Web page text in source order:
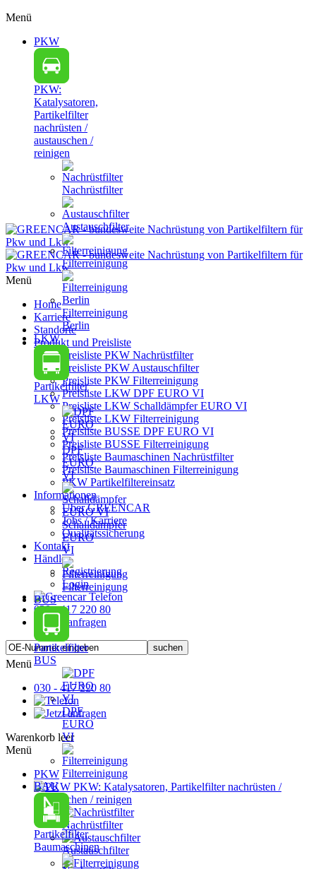
Menü
PKW
PKW:
Katalysatoren,
Partikelfilter
nachrüsten /
austauschen /
reinigen
Nachrüstfilter
Austauschfilter
Filterreinigung
Filterreinigung
Berlin
LKW
Partikelfilter
LKW
DPF
EURO
VI
Schalldämpfer
EURO
VI
Filterreinigung
BUS
Partikelfilter
BUS
DPF
EURO
VI
Filterreinigung
BAU
Partikelfilter
Baumaschinen
Menü
Home
Karriere
Standorte
Produkt und Preisliste
Preisliste PKW Nachrüstfilter
Preisliste PKW Austauschfilter
Preisliste PKW Filterreinigung
Preisliste LKW DPF EURO VI
Preisliste LKW Schalldämpfer EURO VI
Preisliste LKW Filterreinigung
Preisliste BUSSE DPF EURO VI
Preisliste BUSSE Filterreinigung
Preisliste Baumaschinen Nachrüstfilter
Preisliste Baumaschinen Filterreinigung
PKW Partikelfiltereinsatz
Informationen
Über GREENCAR
Jobs / Karriere
Qualitätssicherung
Kontakt
Händler
Registrierung
Login
030 - 417 220 80
Menü
030 - 417 220 80
Warenkorb leer
Menü
PKW
PKW: Katalysatoren, Partikelfilter nachrüsten /
austauschen / reinigen
Nachrüstfilter
Austauschfilter